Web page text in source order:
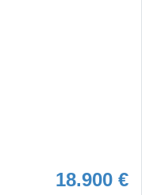
18.900 €